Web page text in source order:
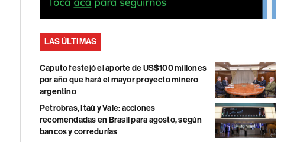
LAS ÚLTIMAS
Caputo festejó el aporte de US$100 millones
por año que hará el mayor proyecto minero
argentino
Petrobras, Itaú y Vale: acciones
recomendadas en Brasil para agosto, según
bancos y corredurías